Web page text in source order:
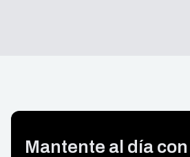
Mantente al día